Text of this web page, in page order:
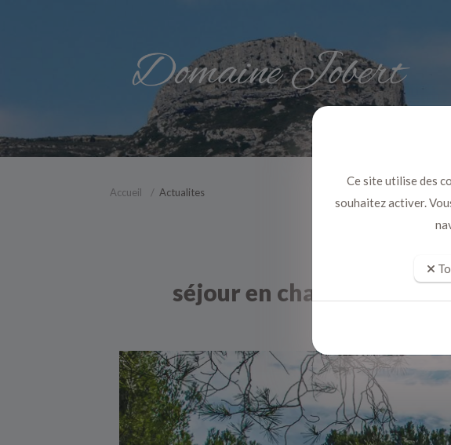
Accueil Actualites
séjour en chambre d'hôte
Ce site utilise des
souhaitez activer.